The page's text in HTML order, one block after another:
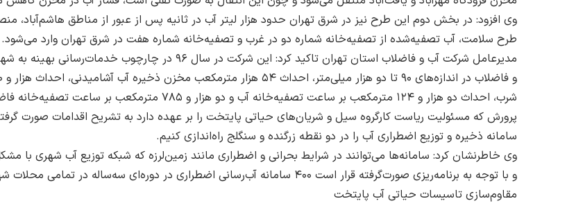
طرح سلامت، آب تصفیه‌شده از تصفیه‌خانه شماره دو در غرب و تصفیه‌خانه شماره هفت در شرق تهران وارد می‌شود.
شرب، احداث دو هزار و ۱۲۴ مترمکعب بر ساعت تصفیه‌خانه آب و دو هزار و ۷۸۵ مترمکعب بر ساعت تصفیه‌خانه فاضلاب را با موفقیت به اتمام رساند.
پرورش که مسئولیت ریاست کارگروه سیل و شریان‌های حیاتی پایتخت را بر عهده دارد به تشریح اقدامات صورت
سامانه ذخیره و توزیع اضطراری آب را در دو نقطه زرگنده و سنگلج راه‌اندازی کنیم.
وی خاطرنشان کرد: سامانه‌ها می‌توانند در شرایط بحرانی و اضطراری مانند زمین‌لرزه که شبکه توزیع آب شهری با
و با توجه به برنامه‌ریزی صورت‌گرفته قرار است ۴۰۰ سامانه آب‌رسانی اضطراری در دوره‌ای سه‌ساله در تمامی محلات شهر تهران راه‌اندازی شود.
مقاوم‌سازی تاسیسات حیاتی آب پایتخت